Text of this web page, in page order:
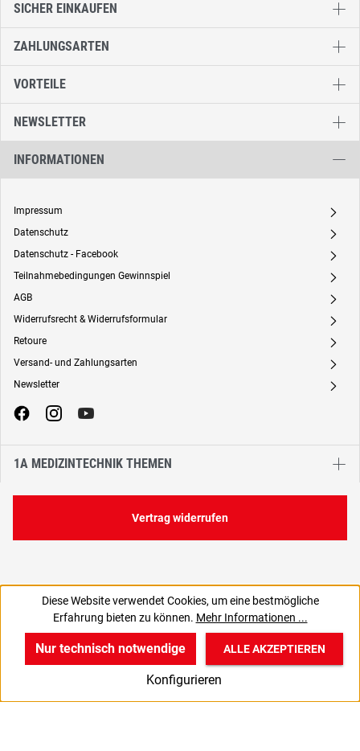
SICHER EINKAUFEN
ZAHLUNGSARTEN
VORTEILE
NEWSLETTER
INFORMATIONEN
Impressum A
Datenschutz A
Datenschutz - Facebook A
Teilnahmebedingungen Gewinnspiel A
AGB A
Widerrufsrecht & Widerrufsformular A
Retoure A
Versand- und Zahlungsarten A
Newsletter A
1A MEDIZINTECHNIK THEMEN
Vertrag widerrufen
Diese Website verwendet Cookies, um eine bestmögliche
Erfahrung bieten zu können. Mehr Informationen ...
Nur technisch notwendige
Konfigurieren
ALLE AKZEPTIEREN
v
Produkte
B